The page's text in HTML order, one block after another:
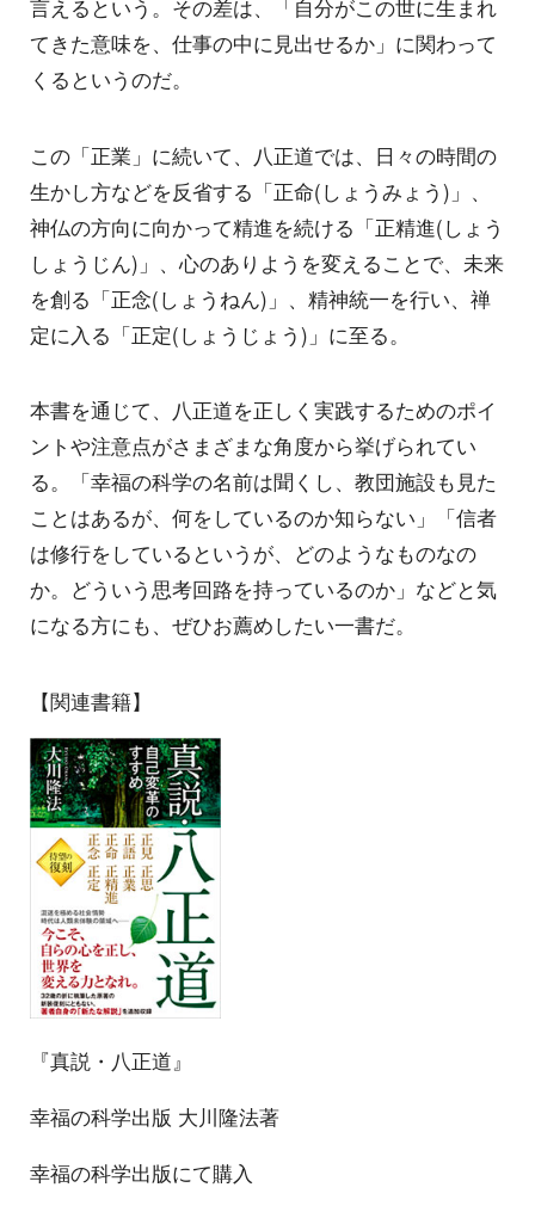
言えるという。その差は、「自分がこの世に生まれ
てきた意味を、仕事の中に見出せるか」に関わって
くるというのだ。
この「正業」に続いて、八正道では、日々の時間の
生かし方などを反省する「正命(しょうみょう)」、
神仏の方向に向かって精進を続ける「正精進(しょう
しょうじん)」、心のありようを変えることで、未来
を創る「正念(しょうねん)」、精神統一を行い、禅
定に入る「正定(しょうじょう)」に至る。
本書を通じて、八正道を正しく実践するためのポイ
ントや注意点がさまざまな角度から挙げられてい
る。「幸福の科学の名前は聞くし、教団施設も見た
ことはあるが、何をしているのか知らない」「信者
は修行をしているというが、どのようなものなの
か。どういう思考回路を持っているのか」などと気
になる方にも、ぜひお薦めしたい一書だ。
【関連書籍】
『真説・八正道』
幸福の科学出版 大川隆法著
幸福の科学出版にて購入